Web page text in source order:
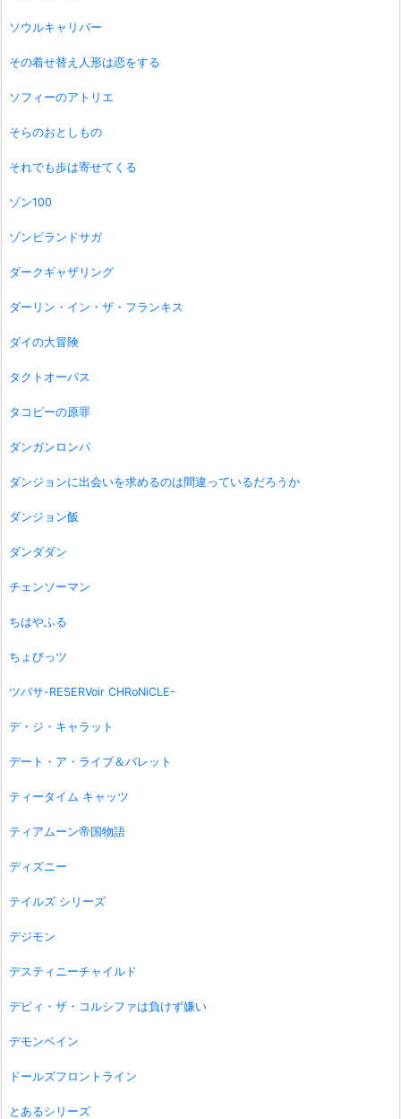
ソウルキャリバー
その着せ替え人形は恋をする
ソフィーのアトリエ
そらのおとしもの
それでも歩は寄せてくる
ゾン100
ゾンビランドサガ
ダークギャザリング
ダーリン・イン・ザ・フランキス
ダイの大冒険
タクトオーパス
タコピーの原罪
ダンガンロンパ
ダンジョンに出会いを求めるのは間違っているだろうか
ダンジョン飯
ダンダダン
チェンソーマン
ちはやふる
ちょびっツ
ツバサ-RESERVoir CHRoNiCLE-
デ・ジ・キャラット
デート・ア・ライブ＆バレット
ティータイム キャッツ
ティアムーン帝国物語
ディズニー
テイルズ シリーズ
デジモン
デスティニーチャイルド
デビィ・ザ・コルシファは負けず嫌い
デモンベイン
ドールズフロントライン
とあるシリーズ